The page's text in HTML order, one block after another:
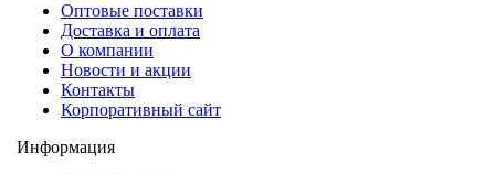
Оптовые поставки
Доставка и оплата
О компании
Новости и акции
Контакты
Корпоративный сайт
Информация